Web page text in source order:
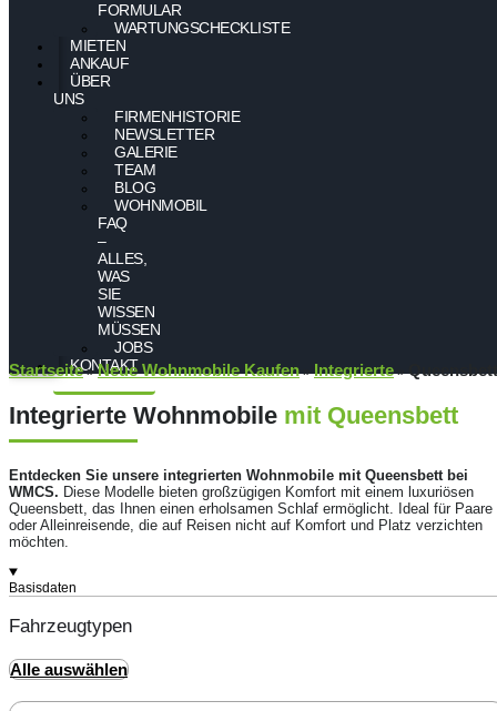
FORMULAR
WARTUNGSCHECKLISTE
MIETEN
ANKAUF
ÜBER
UNS
FIRMENHISTORIE
NEWSLETTER
GALERIE
TEAM
BLOG
WOHNMOBIL
FAQ
–
ALLES,
WAS
SIE
WISSEN
MÜSSEN
JOBS
KONTAKT
Startseite»Neue Wohnmobile Kaufen»Integrierte»Queensbett
Integrierte Wohnmobile mit Queensbett
Entdecken Sie unsere integrierten Wohnmobile mit Queensbett bei
WMCS. Diese Modelle bieten großzügigen Komfort mit einem luxuriösen
Queensbett, das Ihnen einen erholsamen Schlaf ermöglicht. Ideal für Paare
oder Alleinreisende, die auf Reisen nicht auf Komfort und Platz verzichten
möchten.
Basisdaten
Fahrzeugtypen
Alle auswählen